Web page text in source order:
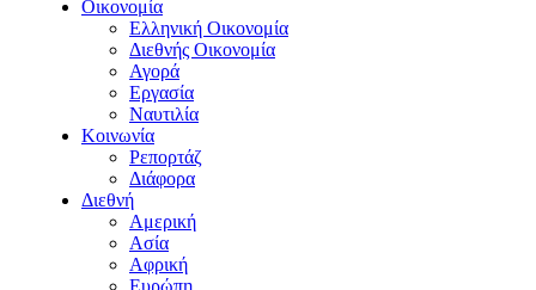
Οικονομία
Ελληνική Οικονομία
Διεθνής Οικονομία
Αγορά
Εργασία
Ναυτιλία
Κοινωνία
Ρεπορτάζ
Διάφορα
Διεθνή
Αμερική
Ασία
Αφρική
Ευρώπη